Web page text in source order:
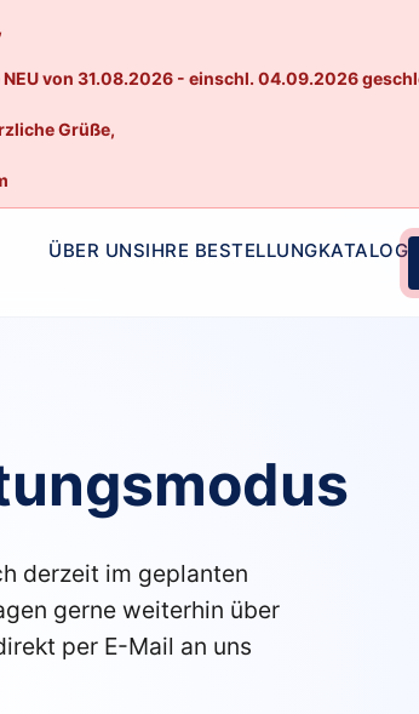
von 31.08.2026 - einschl. 04.09.2026
Grüße,
ÜBER UNSIHRE BESTELLUNGKATALOG
derzeit im geplanten
gerne weiterhin über
per E-Mail an uns